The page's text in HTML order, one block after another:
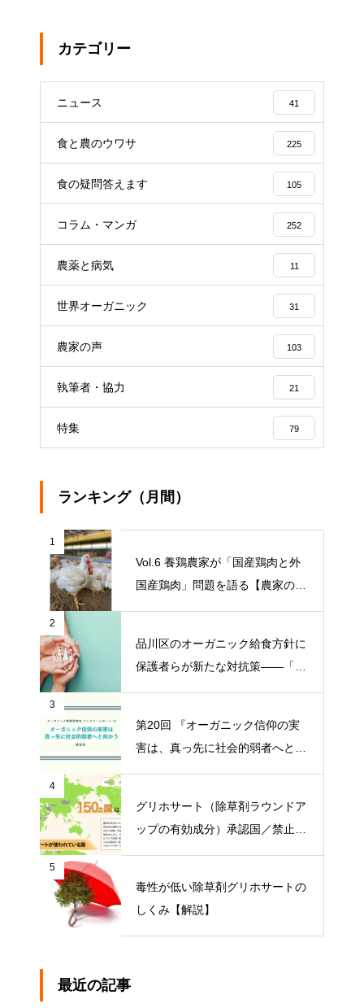
カテゴリー
ニュース 41
食と農のウワサ 225
食の疑問答えます 105
コラム・マンガ 252
農薬と病気 11
世界オーガニック 31
農家の声 103
執筆者・協力 21
特集 79
ランキング（月間）
1
Vol.6 養鶏農家が「国産鶏肉と外
国産鶏肉」問題を語る【農家の本
2
品川区のオーガニック給食方針に
保護者らが新たな対抗策——「品
3
第20回 『オーガニック信仰の実
害は、真っ先に社会的弱者へと向
4
グリホサート（除草剤ラウンドア
ップの有効成分）承認国／禁止国
5
毒性が低い除草剤グリホサートの
しくみ【解説】
最近の記事